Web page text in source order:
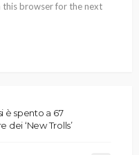
this browser for the next
è spento a 67
dei ‘New Trolls’